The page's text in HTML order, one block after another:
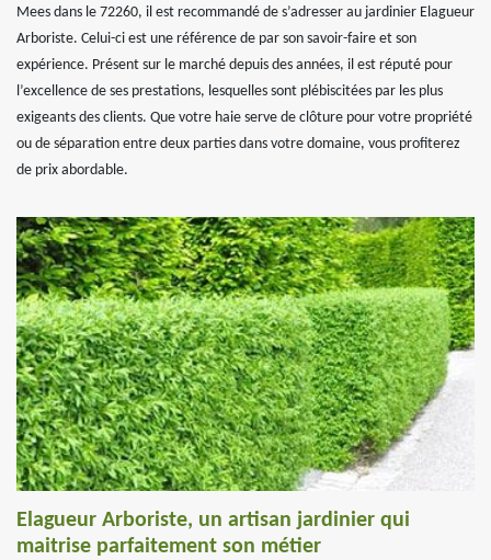
Mees dans le 72260, il est recommandé de s’adresser au jardinier Elagueur
Arboriste. Celui-ci est une référence de par son savoir-faire et son
expérience. Présent sur le marché depuis des années, il est réputé pour
l’excellence de ses prestations, lesquelles sont plébiscitées par les plus
exigeants des clients. Que votre haie serve de clôture pour votre propriété
ou de séparation entre deux parties dans votre domaine, vous profiterez
de prix abordable.
Elagueur Arboriste, un artisan jardinier qui
maitrise parfaitement son métier